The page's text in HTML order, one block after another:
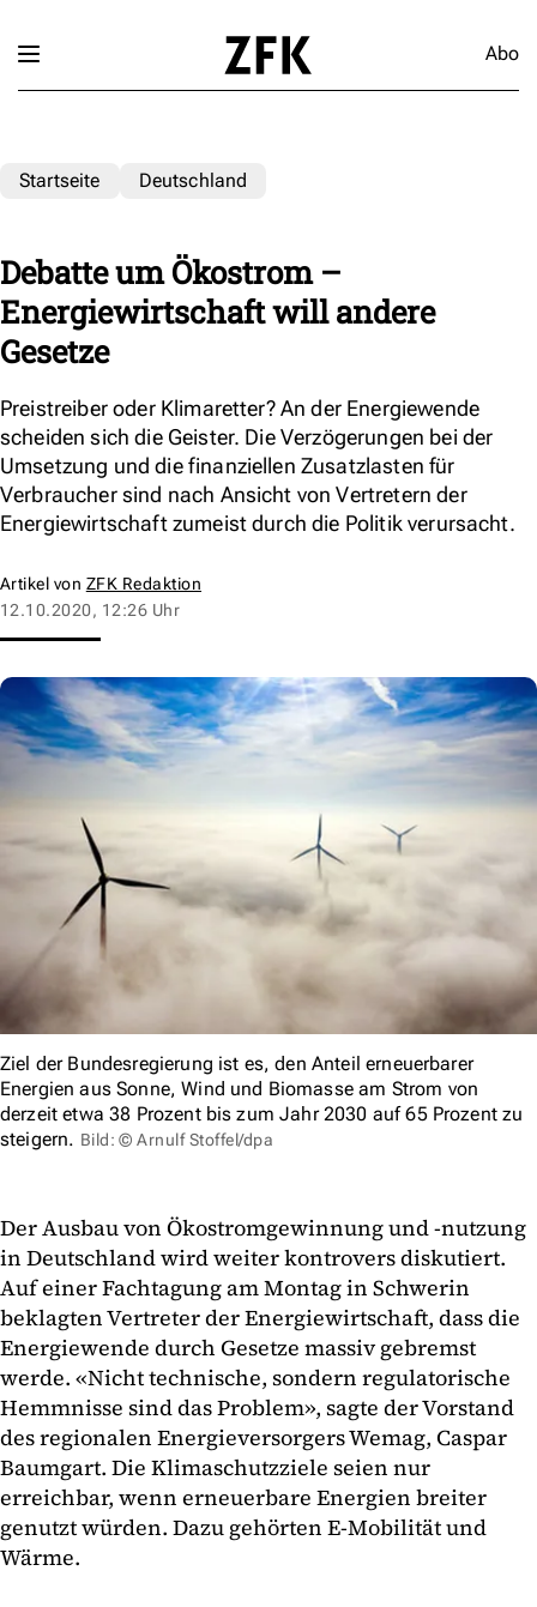
Abo
Startseite Deutschland
Debatte um Ökostrom –
Energiewirtschaft will andere
Gesetze
Preistreiber oder Klimaretter? An der Energiewende
scheiden sich die Geister. Die Verzögerungen bei der
Umsetzung und die finanziellen Zusatzlasten für
Verbraucher sind nach Ansicht von Vertretern der
Energiewirtschaft zumeist durch die Politik verursacht.
Artikel von ZFK Redaktion
12.10.2020, 12:26 Uhr
Ziel der Bundesregierung ist es, den Anteil erneuerbarer
Energien aus Sonne, Wind und Biomasse am Strom von
derzeit etwa 38 Prozent bis zum Jahr 2030 auf 65 Prozent zu
steigern. Bild: © Arnulf Stoffel/dpa
Der Ausbau von Ökostromgewinnung und -nutzung
in Deutschland wird weiter kontrovers diskutiert.
Auf einer Fachtagung am Montag in Schwerin
beklagten Vertreter der Energiewirtschaft, dass die
Energiewende durch Gesetze massiv gebremst
werde. «Nicht technische, sondern regulatorische
Hemmnisse sind das Problem», sagte der Vorstand
des regionalen Energieversorgers Wemag, Caspar
Baumgart. Die Klimaschutzziele seien nur
erreichbar, wenn erneuerbare Energien breiter
genutzt würden. Dazu gehörten E-Mobilität und
Wärme.